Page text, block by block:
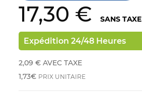
17,30 € SANS TAXE
Expédition 24/48 Heures
2,09 € AVEC TAXE
1,73€ PRIX UNITAIRE